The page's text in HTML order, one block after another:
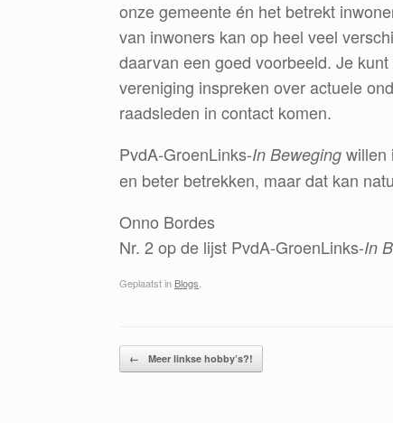
onze gemeente én het betrekt
van inwoners kan op heel veel
daarvan een goed voorbeeld. Je
vereniging inspreken over actuele
raadsleden in contact komen.
PvdA-GroenLinks-In Beweging willen
en beter betrekken, maar dat kan
Onno Bordes
Nr. 2 op de lijst PvdA-GroenLinks-In
Geplaatst in Blogs
Bericht navigatie
← Meer linkse hobby’s?!